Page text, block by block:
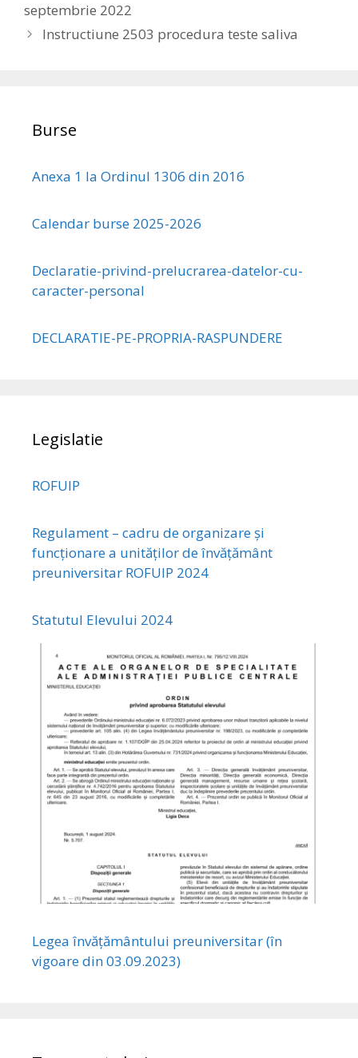
septembrie 2022
Instructiune 2503 procedura teste saliva
Burse
Anexa 1 la Ordinul 1306 din 2016
Calendar burse 2025-2026
Declaratie-privind-prelucrarea-datelor-cu-
caracter-personal
DECLARATIE-PE-PROPRIA-RASPUNDERE
Legislatie
ROFUIP
Regulament – cadru de organizare și
funcționare a unităților de învățământ
preuniversitar ROFUIP 2024
Statutul Elevului 2024
Legea învățământului preuniversitar (în
vigoare din 03.09.2023)